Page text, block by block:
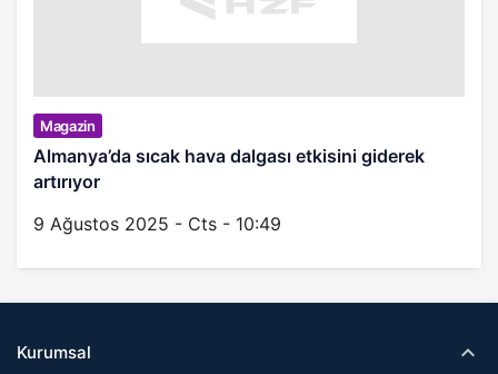
Magazin
Almanya’da sıcak hava dalgası etkisini giderek
artırıyor
9 Ağustos 2025 - Cts - 10:49
Kurumsal